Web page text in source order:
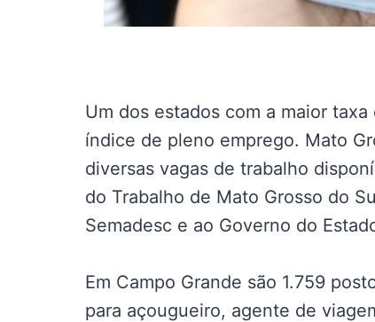
Um dos estados com a maior
índice de pleno emprego. Mato
diversas vagas de trabalho
do Trabalho de Mato Grosso do
Semadesc e ao Governo do
Em Campo Grande são 1.759
para açougueiro, agente de